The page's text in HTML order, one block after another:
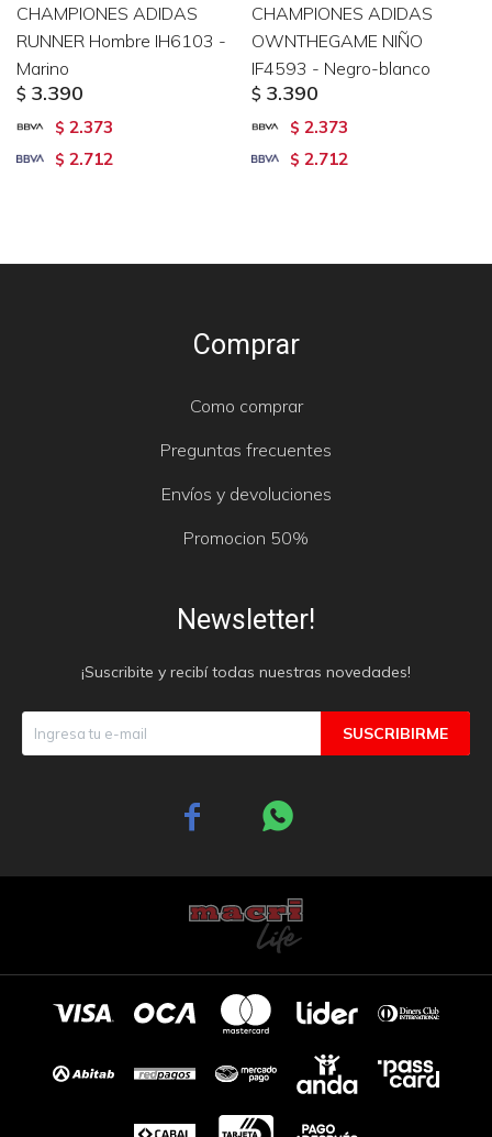
CHAMPIONES ADIDAS
RUNNER Hombre IH6103 -
Marino
$ 3.390
$ 2.373
$ 2.712
CHAMPIONES ADIDAS
OWNTHEGAME NIÑO
IF4593 - Negro-blanco
$ 3.390
$ 2.373
$ 2.712
Comprar
Como comprar
Preguntas frecuentes
Envíos y devoluciones
Promocion 50%
Newsletter!
¡Suscribite y recibí todas nuestras novedades!
SUSCRIBIRME
 